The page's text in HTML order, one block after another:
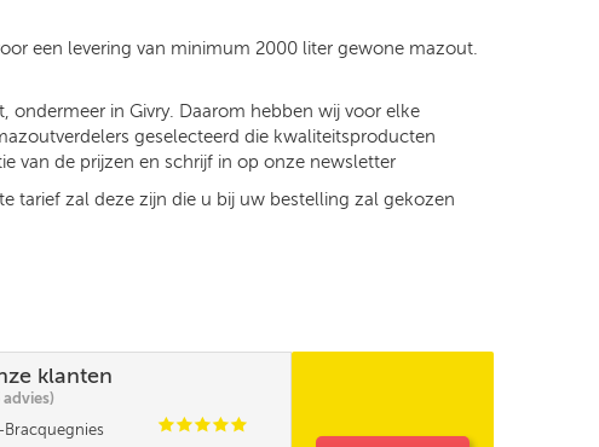
een levering van minimum 2000 liter gewone mazout.
in Givry. Daarom hebben wij voor elke
geselecteerd die kwaliteitsproducten
van de prijzen en schrijf in op onze newsletter
tarief zal deze zijn die u bij uw bestelling zal gekozen
klanten
Bracquegnies CCCCC